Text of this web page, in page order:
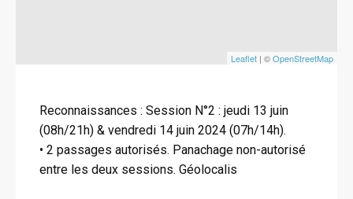
Leaflet | ©OpenStreetMap
Reconnaissances : Session N°2 : jeudi 13 juin
(08h/21h) & vendredi 14 juin 2024 (07h/14h).
• 2 passages autorisés. Panachage non-autorisé
entre les deux sessions. Géolocalis